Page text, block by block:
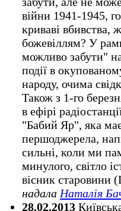
війни 1941-1945,
кривавi вбивства,
божевiллям? У
можливо забути"
події в
народу, очима
Також з 1-го
в ефірі
"Бабий Яр", яка
першоджерела,
сильні, коли ми
минулого, світло
вісник старовини
надала Наталія
28.02.2013